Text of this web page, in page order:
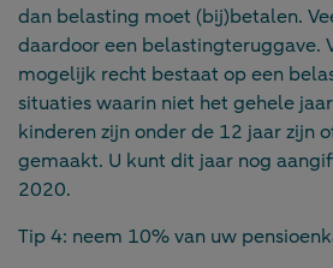
dan belasting moet (bij)betalen.
daardoor een belastingteruggave.
mogelijk recht bestaat op een
situaties waarin niet het gehele
kinderen zijn onder de 12 jaar zijn
gemaakt. U kunt dit jaar nog
2020.
Tip 4: neem 10% van uw